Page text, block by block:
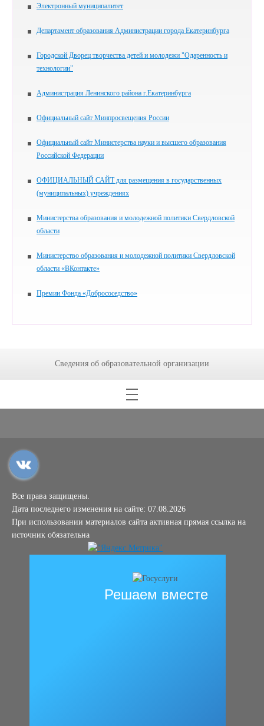
Электронный муниципалитет
Департамент образования Администрации города Екатеринбурга
Городской Дворец творчества детей и молодежи "Одаренность и
технологии"
Администрация Ленинского района г.Екатеринбурга
Официальный сайт Минпросвещения России
Официальный сайт Министерства науки и высшего образования
Российской Федерации
ОФИЦИАЛЬНЫЙ САЙТ для размещения в государственных
(муниципальных) учреждениях
Министерства образования и молодежной политики Свердловской
области
Министерство образования и молодежной политики Свердловской
области «ВКонтакте»
Премии Фонда «Добрососедство»
Сведения об образовательной организации
Все права защищены.
Дата последнего изменения на сайте: 07.08.2026
При использовании материалов сайта активная прямая ссылка на
источник обязательна
Решаем вместе